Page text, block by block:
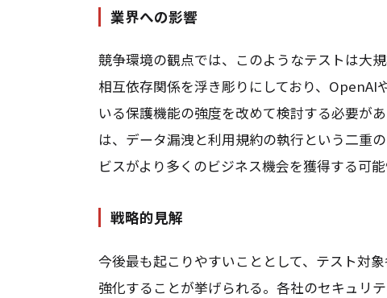
業界への影響
競争環境の観点では、このようなテストは大
相互依存関係を浮き彫りにしており、
いる保護機能の強度を改めて検討する必要が
は、データ漏洩と利用規約の執行という二重
ビスがより多くのビジネス機会を獲得する可能
戦略的見解
今後最も起こりやすいこととして、テスト対
強化することが挙げられる。各社のセキュリ